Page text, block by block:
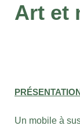
Art et
Un mobile à